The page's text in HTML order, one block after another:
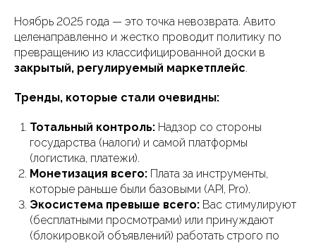
Ноябрь 2025 года — это точка невозврата. Авито
целенаправленно и жестко проводит политику по
превращению из классифицированной доски в
закрытый, регулируемый маркетплейс.
Тренды, которые стали очевидны:
Тотальный контроль: Надзор со стороны
государства (налоги) и самой платформы
(логистика, платежи).
Монетизация всего: Плата за инструменты,
которые раньше были базовыми (API, Pro).
Экосистема превыше всего: Вас стимулируют
(бесплатными просмотрами) или принуждают
(блокировкой объявлений) работать строго по